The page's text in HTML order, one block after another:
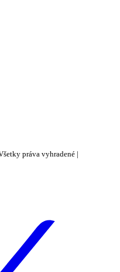
práva vyhradené |